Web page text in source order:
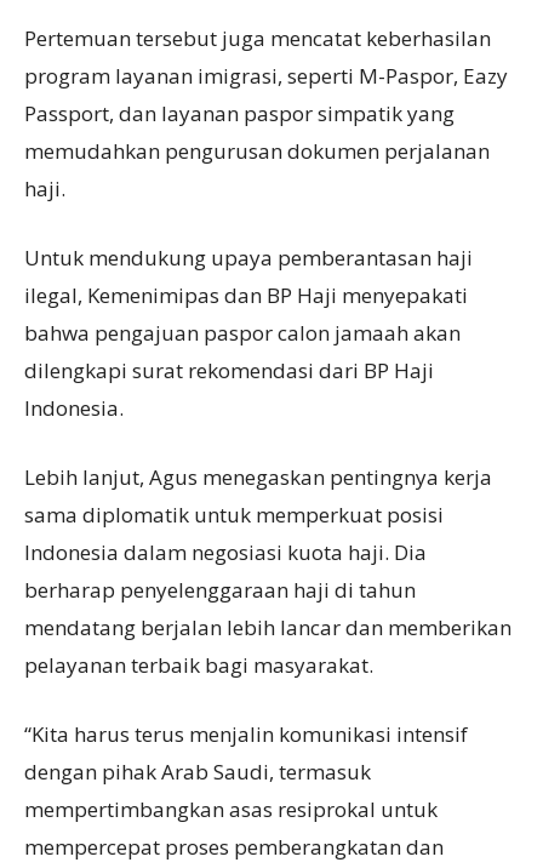
Pertemuan tersebut juga mencatat keberhasilan
program layanan imigrasi, seperti M-Paspor, Eazy
Passport, dan layanan paspor simpatik yang
memudahkan pengurusan dokumen perjalanan
haji.
Untuk mendukung upaya pemberantasan haji
ilegal, Kemenimipas dan BP Haji menyepakati
bahwa pengajuan paspor calon jamaah akan
dilengkapi surat rekomendasi dari BP Haji
Indonesia.
Lebih lanjut, Agus menegaskan pentingnya kerja
sama diplomatik untuk memperkuat posisi
Indonesia dalam negosiasi kuota haji. Dia
berharap penyelenggaraan haji di tahun
mendatang berjalan lebih lancar dan memberikan
pelayanan terbaik bagi masyarakat.
“Kita harus terus menjalin komunikasi intensif
dengan pihak Arab Saudi, termasuk
mempertimbangkan asas resiprokal untuk
mempercepat proses pemberangkatan dan